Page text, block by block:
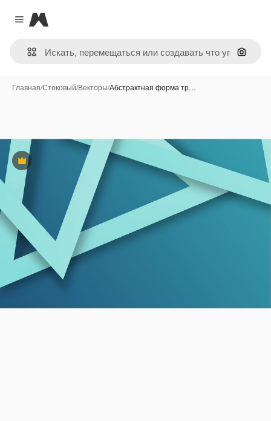
Close menu
Magnific
Поиск
Главная/Стоковый/Векторы/Абстрактная форма тр…
Премиум